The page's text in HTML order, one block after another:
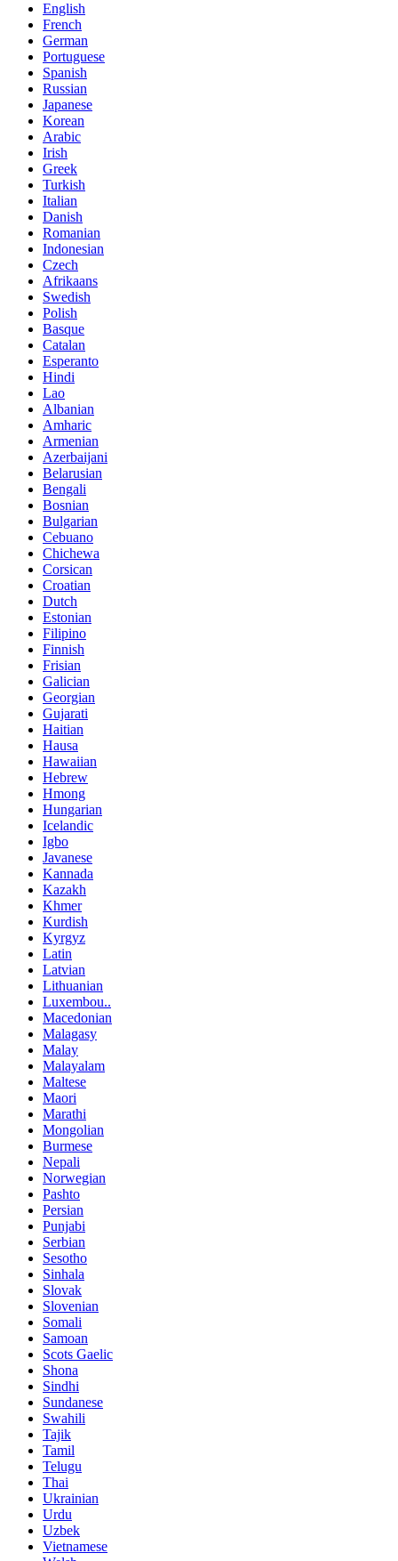
English
French
German
Portuguese
Spanish
Russian
Japanese
Korean
Arabic
Irish
Greek
Turkish
Italian
Danish
Romanian
Indonesian
Czech
Afrikaans
Swedish
Polish
Basque
Catalan
Esperanto
Hindi
Lao
Albanian
Amharic
Armenian
Azerbaijani
Belarusian
Bengali
Bosnian
Bulgarian
Cebuano
Chichewa
Corsican
Croatian
Dutch
Estonian
Filipino
Finnish
Frisian
Galician
Georgian
Gujarati
Haitian
Hausa
Hawaiian
Hebrew
Hmong
Hungarian
Icelandic
Igbo
Javanese
Kannada
Kazakh
Khmer
Kurdish
Kyrgyz
Latin
Latvian
Lithuanian
Luxembou..
Macedonian
Malagasy
Malay
Malayalam
Maltese
Maori
Marathi
Mongolian
Burmese
Nepali
Norwegian
Pashto
Persian
Punjabi
Serbian
Sesotho
Sinhala
Slovak
Slovenian
Somali
Samoan
Scots Gaelic
Shona
Sindhi
Sundanese
Swahili
Tajik
Tamil
Telugu
Thai
Ukrainian
Urdu
Uzbek
Vietnamese